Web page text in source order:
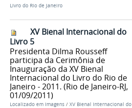
Livro do Rio de Janeiro
XV Bienal Internacional do
Livro 5
Presidenta Dilma Rousseff
participa da Cerimônia de
Inauguração da XV Bienal
Internacional do Livro do Rio de
Janeiro - 2011. (Rio de Janeiro-RJ,
01/09/2011)
Localizado em Imagens / XV Bienal Internacional do